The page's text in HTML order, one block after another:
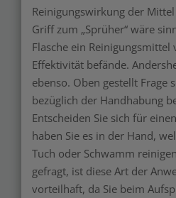
Reinigungswirkung der
Griff zum „Sprüher“ wäre
Flasche ein Reinigungsmittel
Effektivität befände.
ebenso. Oben gestellt Frage
bezüglich der Handhabung
Entscheiden Sie sich für
haben Sie es in der Hand,
Tuch oder Schwamm
gefragt, ist diese Art der
vorteilhaft, da Sie beim